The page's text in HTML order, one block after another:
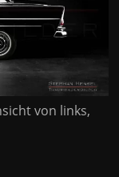
von links,